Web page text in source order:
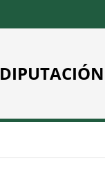
DIPUTACIÓN